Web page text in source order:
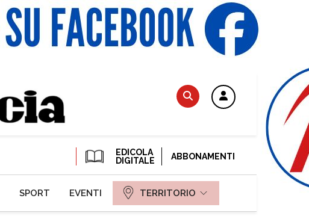
EDICOLA
DIGITALE
ABBONAMENTI
SPORT EVENTI TERRITORIO